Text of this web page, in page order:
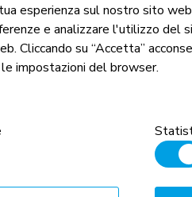
esperienza sul nostro sito
e analizzare l'utilizzo del
Cliccando su “Accetta”
impostazioni del browser.